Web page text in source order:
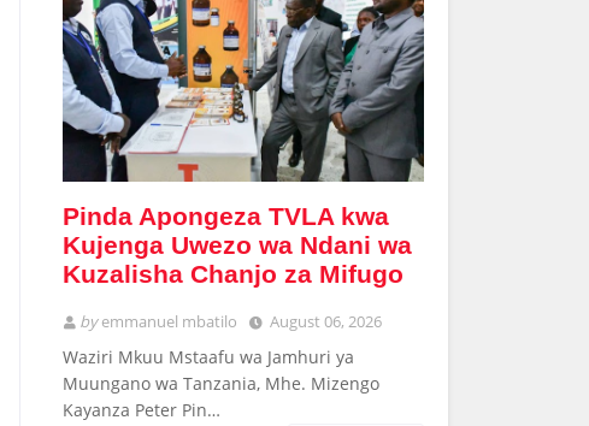
Pinda Apongeza TVLA kwa
Kujenga Uwezo wa Ndani wa
Kuzalisha Chanjo za Mifugo
byemmanuel mbatilo August 06, 2026
Waziri Mkuu Mstaafu wa Jamhuri ya
Muungano wa Tanzania, Mhe. Mizengo
Kayanza Peter Pin…